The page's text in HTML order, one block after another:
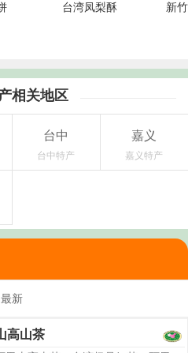
台湾凤梨酥 新
相关地区
台中
台中特产
嘉义
嘉义特产
最新
高山茶